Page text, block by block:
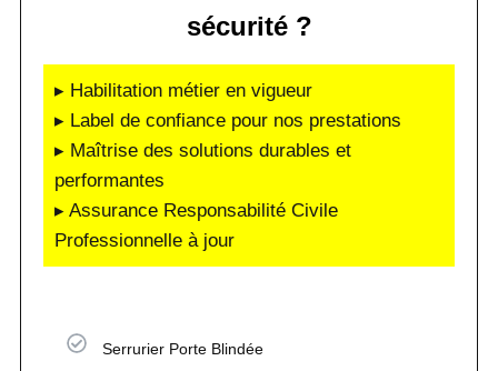
sécurité ?
▸ Habilitation métier en vigueur
▸ Label de confiance pour nos prestations
▸ Maîtrise des solutions durables et
performantes
▸ Assurance Responsabilité Civile
Professionnelle à jour
Serrurier Porte Blindée